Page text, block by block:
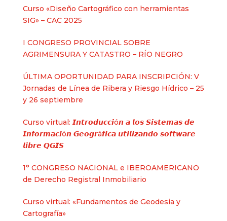
Curso «Diseño Cartográfico con herramientas
SIG» – CAC 2025
I CONGRESO PROVINCIAL SOBRE
AGRIMENSURA Y CATASTRO – RÍO NEGRO
ÚLTIMA OPORTUNIDAD PARA INSCRIPCIÓN: V
Jornadas de Línea de Ribera y Riesgo Hídrico – 25
y 26 septiembre
Curso virtual: 𝙄𝙣𝙩𝙧𝙤𝙙𝙪𝙘𝙘𝙞ó𝙣 𝙖 𝙡𝙤𝙨 𝙎𝙞𝙨𝙩𝙚𝙢𝙖𝙨 𝙙𝙚
𝙄𝙣𝙛𝙤𝙧𝙢𝙖𝙘𝙞ó𝙣 𝙂𝙚𝙤𝙜𝙧á𝙛𝙞𝙘𝙖 𝙪𝙩𝙞𝙡𝙞𝙯𝙖𝙣𝙙𝙤 𝙨𝙤𝙛𝙩𝙬𝙖𝙧𝙚
𝙡𝙞𝙗𝙧𝙚 𝙌𝙂𝙄𝙎
1° CONGRESO NACIONAL e IBEROAMERICANO
de Derecho Registral Inmobiliario
Curso virtual: «Fundamentos de Geodesia y
Cartografía»